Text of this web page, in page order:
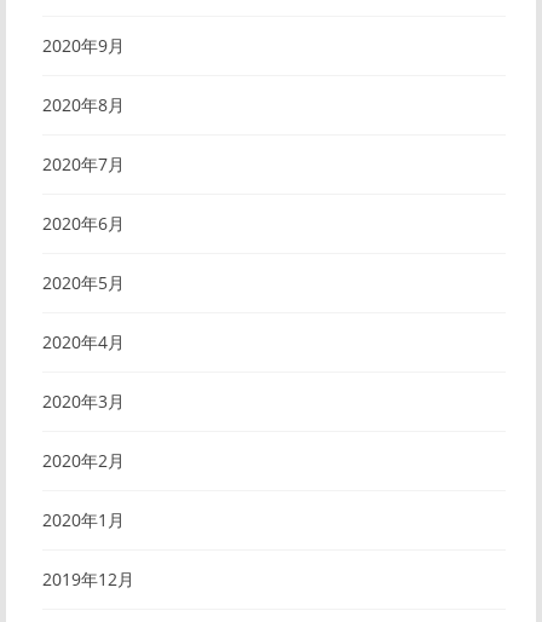
2020年9月
2020年8月
2020年7月
2020年6月
2020年5月
2020年4月
2020年3月
2020年2月
2020年1月
2019年12月